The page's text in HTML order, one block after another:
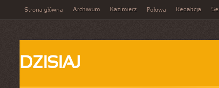
Strona główna Archiwum Kazimierz Połowa Redakcja
DZISIAJ